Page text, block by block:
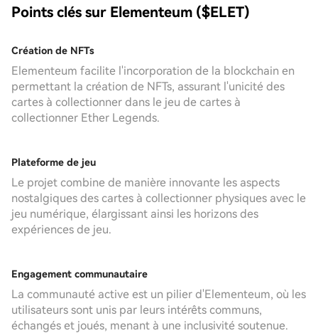
Points clés sur Elementeum ($ELET)
Création de NFTs
Elementeum facilite l'incorporation de la blockchain en
permettant la création de NFTs, assurant l'unicité des
cartes à collectionner dans le jeu de cartes à
collectionner Ether Legends.
Plateforme de jeu
Le projet combine de manière innovante les aspects
nostalgiques des cartes à collectionner physiques avec le
jeu numérique, élargissant ainsi les horizons des
expériences de jeu.
Engagement communautaire
La communauté active est un pilier d'Elementeum, où les
utilisateurs sont unis par leurs intérêts communs,
échangés et joués, menant à une inclusivité soutenue.